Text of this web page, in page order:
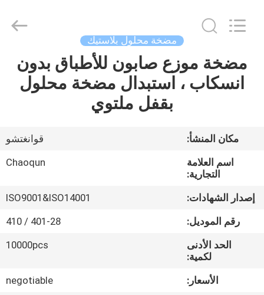
منزل،
بيت
معلومات
جولة
Industry
مضخة محلول بلاستيك
مضخة موزع صابون للأطباق بدون
انسكاب ، استبدال مضخة محلول
بقفل ملتوي
مكان المنشأ:
قوانغتشو
اسم العلامة
التجارية:
Chaoqun
إصدار الشهادات:
ISO9001&ISO14001
رقم الموديل:
401-28 / 410
الحد الأدنى
لكمية:
10000pcs
الأسعار:
negotiable